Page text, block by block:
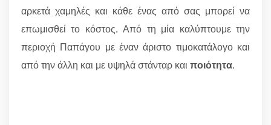
αρκετά χαμηλές και κάθε ένας από σας μπορεί να
επωμισθεί το κόστος. Από τη μία καλύπτουμε την
περιοχή Παπάγου με έναν άριστο τιμοκατάλογο και
από την άλλη και με υψηλά στάνταρ και ποιότητα.